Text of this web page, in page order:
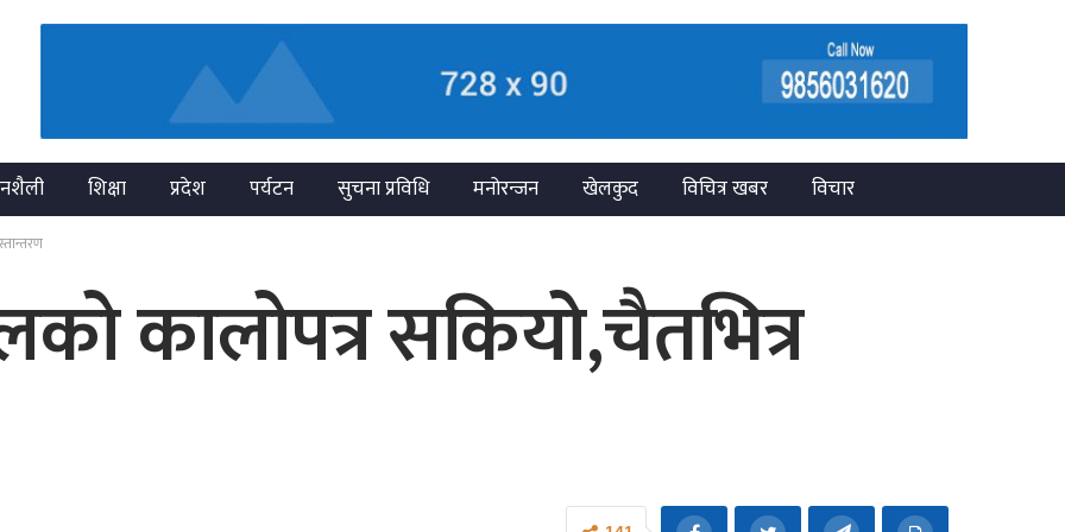
शिक्षा प्रदेश पर्यटन सुचना प्रविधि मनोरन्जन खेलकुद विचित्र खबर
विचार
कालोपत्र सकियो,चैतभित्र